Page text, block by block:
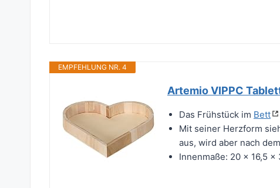
EMPFEHLUNG NR. 4
Artemio VIPPC
Das Frühstück im Bett
Mit seiner Herzform
aus, wird aber nach
Innenmaße: 20 x 16,5 x